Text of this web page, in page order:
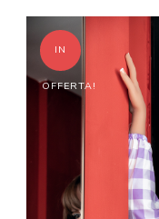
IN
OFFERTA!